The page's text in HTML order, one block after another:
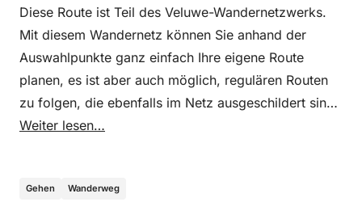
Diese Route ist Teil des Veluwe-Wandernetzwerks.
Mit diesem Wandernetz können Sie anhand der
Auswahlpunkte ganz einfach Ihre eigene Route
planen, es ist aber auch möglich, regulären Routen
zu folgen, die ebenfalls im Netz ausgeschildert sind.
Weitere Informationen zur Entwicklung des Veluwe
Weiter lesen…
Gehen Wanderweg